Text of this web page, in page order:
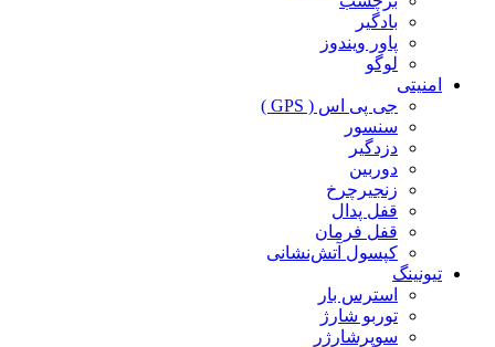
بادگیر
پاور ویندوز
لوگو
امنیتی
جی پی اس ( GPS )
سنسور
دزدگیر
دوربین
زنجیرچرخ
قفل پدال
قفل فرمان
کپسول آتش‌نشانی
تیونینگ
استرس بار
توربو شارژ
سوپرشارژر